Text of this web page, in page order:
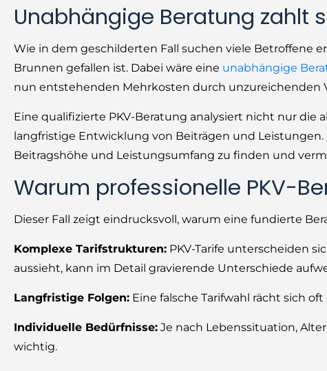
Unabhängige Beratung zahlt
Wie in dem geschilderten Fall suchen viele Betroffene
Brunnen gefallen ist. Dabei wäre eine unabhängige
nun entstehenden Mehrkosten durch unzureichenden
Eine qualifizierte PKV-Beratung analysiert nicht nur
langfristige Entwicklung von Beiträgen und
Beitragshöhe und Leistungsumfang zu finden und
Warum professionelle PKV-
Dieser Fall zeigt eindrucksvoll, warum eine fundierte
Komplexe Tarifstrukturen: PKV-Tarife unterscheiden
aussieht, kann im Detail gravierende Unterschiede
Langfristige Folgen: Eine falsche Tarifwahl rächt sich
Individuelle Bedürfnisse: Je nach Lebenssituation,
wichtig.